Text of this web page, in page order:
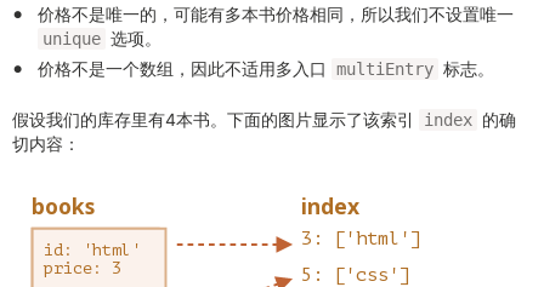
价格不是唯一的，可能有多本书价格相同，所以我们不设置唯一
unique 选项。
价格不是一个数组，因此不适用多入口
multiEntry 标志。
假设我们的库存里有4本书。下面的图片显示了该索引 index 的确
切内容：